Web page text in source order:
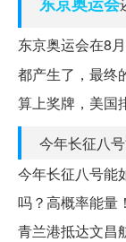
东京奥运会在8
都产生了，最终
算上奖牌，美国
今年长征八
今年长征八号能
吗？高概率能量
青兰港抵达文昌